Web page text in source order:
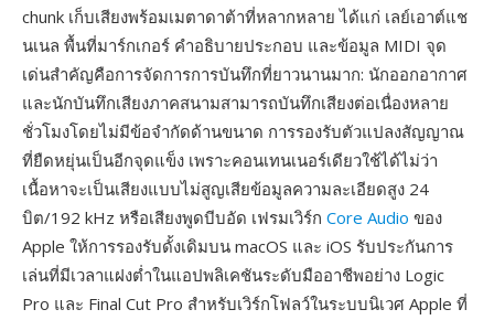
chunk เก็บเสียงพร้อมเมตาดาต้าที่หลากหลาย ได้แก่ เลย์เอาต์แช
นเนล พื้นที่มาร์กเกอร์ คำอธิบายประกอบ และข้อมูล MIDI จุด
เด่นสำคัญคือการจัดการการบันทึกที่ยาวนานมาก: นักออกอากาศ
และนักบันทึกเสียงภาคสนามสามารถบันทึกเสียงต่อเนื่องหลาย
ชั่วโมงโดยไม่มีข้อจำกัดด้านขนาด การรองรับตัวแปลงสัญญาณ
ที่ยืดหยุ่นเป็นอีกจุดแข็ง เพราะคอนเทนเนอร์เดียวใช้ได้ไม่ว่า
เนื้อหาจะเป็นเสียงแบบไม่สูญเสียข้อมูลความละเอียดสูง 24
บิต/192 kHz หรือเสียงพูดบีบอัด เฟรมเวิร์ก Core Audio ของ
Apple ให้การรองรับดั้งเดิมบน macOS และ iOS รับประกันการ
เล่นที่มีเวลาแฝงต่ำในแอปพลิเคชันระดับมืออาชีพอย่าง Logic
Pro และ Final Cut Pro สำหรับเวิร์กโฟลว์ในระบบนิเวศ Apple ที่